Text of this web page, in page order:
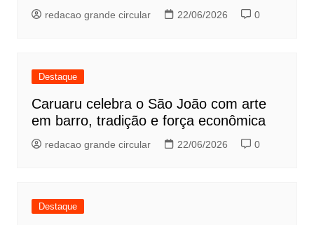
redacao grande circular 22/06/2026 0
Destaque
Caruaru celebra o São João com arte
em barro, tradição e força econômica
redacao grande circular 22/06/2026 0
Destaque